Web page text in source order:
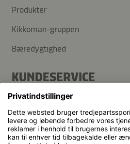
Produkter
Kikkoman-gruppen
Bæredygtighed
KUNDESERVICE
FAQ
Kontakt
Nyhedsbrev